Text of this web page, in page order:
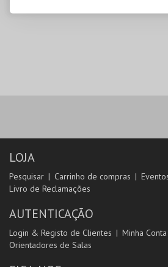
LOJA
Pesquisar Carrinho de compras
Livro de Reclamações
AUTENTICAÇÃO
Login & Registo de Clientes Minha Conta
Orientadores de Salas